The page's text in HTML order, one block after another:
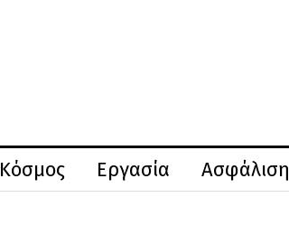
Κόσμος Εργασία Ασφάλιση